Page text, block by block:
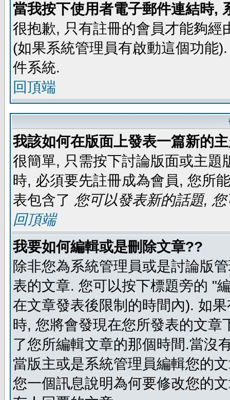
當我按下使用者電子郵件連結時,
很抱歉, 只有註冊的會員才能夠
(如果系統管理員有啟動這個功能
件系統.
回頂端
我該如何在版面上發表一篇新的
很簡單, 只需按下討論版面或主
時, 必須要先註冊成為會員, 您所
表包含了 您可以發表新的話題,
回頂端
我要如何編輯或是刪除文章??
除非您為系統管理員或是討論版
表的文章. 您可以按下標題旁的 "
在文章發表後限制的時間內). 如
時, 您將會發現在您所發表的文
了您所編輯文章的那個時間.當沒
當版主或是系統管理員編輯您的
您一個訊息說明為何要修改您的